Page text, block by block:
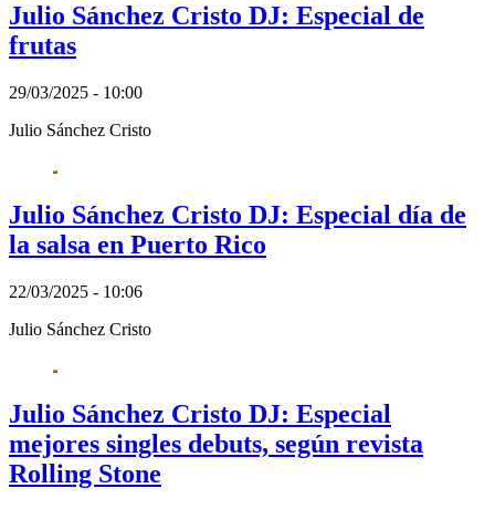
Julio Sánchez Cristo DJ: Especial de
frutas
29/03/2025 - 10:00
Julio Sánchez Cristo
Julio Sánchez Cristo DJ: Especial día de
la salsa en Puerto Rico
22/03/2025 - 10:06
Julio Sánchez Cristo
Julio Sánchez Cristo DJ: Especial
mejores singles debuts, según revista
Rolling Stone